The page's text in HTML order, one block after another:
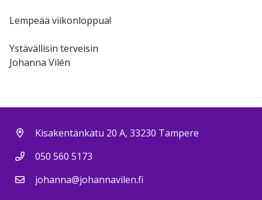
Lempeää viikonloppua!
Ystävällisin terveisin
Johanna Vilén
Kisakentänkatu 20 A, 33230 Tampere
050 560 5173
johanna@johannavilen.fi